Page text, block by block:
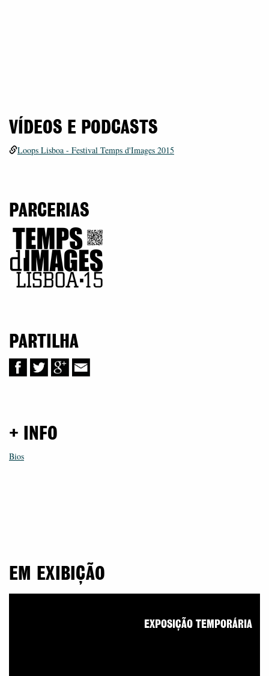
VÍDEOS E PODCASTS
Loops Lisboa - Festival Temps d'Images 2015
PARCERIAS
PARTILHA
+ INFO
Bios
EM EXIBIÇÃO
EXPOSIÇÃO TEMPORÁRIA